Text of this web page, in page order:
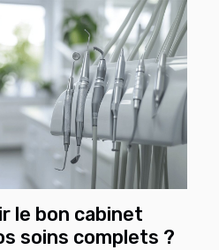
le bon cabinet
soins complets ?